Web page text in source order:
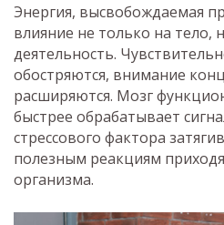
Энергия, высвобождаемая
влияние не только на тело,
деятельность.
обостряются, внимание
расширяются. Мозг
быстрее обрабатывает
стрессового фактора
полезным реакциям
организма.